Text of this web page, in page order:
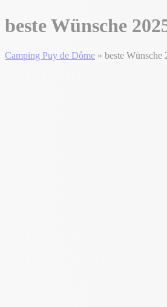
beste Wünsche
Camping Puy de Dôme » beste Wünsche